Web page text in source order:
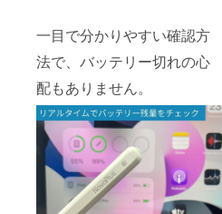
一目で分かりやすい確認方
法で、バッテリー切れの心
配もありません。